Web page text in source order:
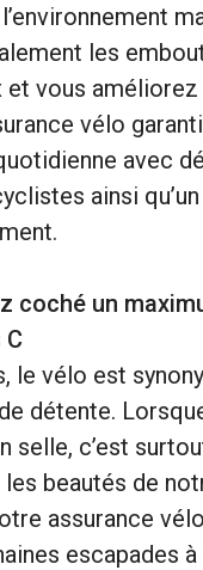
les
et vous
vélo
avec
ainsi
coché un
le vélo est
détente.
selle, c’est
beautés de
assurance
escapades